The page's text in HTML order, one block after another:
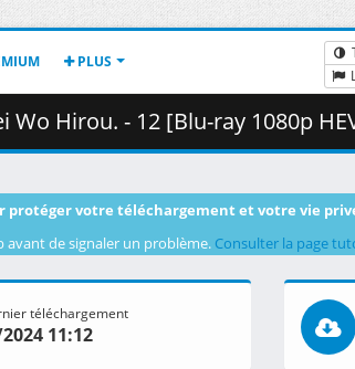
PLUS
HEVC FLAC][AD83841B].mkv.003 (
protéger votre téléchargement et votre vie
avant de signaler un problème. Consulter la page
téléchargement
11:12